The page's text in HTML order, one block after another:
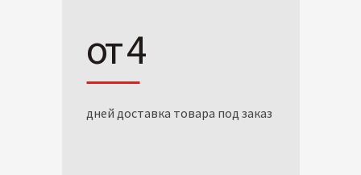
от 4
дней доставка товара под заказ